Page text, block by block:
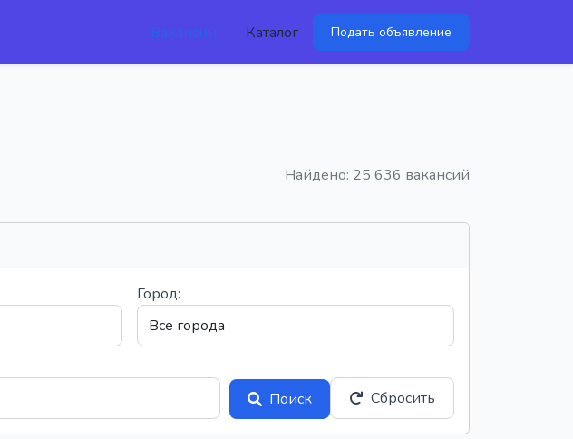
Вакансии Каталог Подать объявление
Найдено: 25 636 вакансий
Город:
Поиск
Сбросить